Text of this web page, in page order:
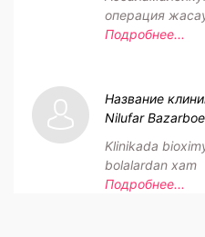
операция
Подробнее...
Название
Nilufar
Klinikada
bolalardan xam
Подробнее...